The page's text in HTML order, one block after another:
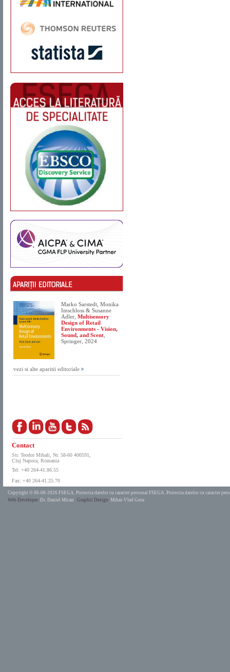
Marko Sarstedt, Monika
Imschloss & Susanne
Adler, Multisensory
Design of Retail
Environments - Vision,
Sound, and Scent
Springer, 2024
vezi si alte aparitii editoriale
Contact
Str. Teodor Mihali, Nr. 58-60 400591,
Cluj Napoca, Romania
Tel: +40 264-41.86.55
Fax: +40 264-41.25.70
Copyright © 06-08-2026 FSEGA. Protectia datelor cu caracter personal FSEGA. Protectia datelor cu caracter
Web Developer Dr. Daniel Mican Graphic Design Mihai-Vlad Guta